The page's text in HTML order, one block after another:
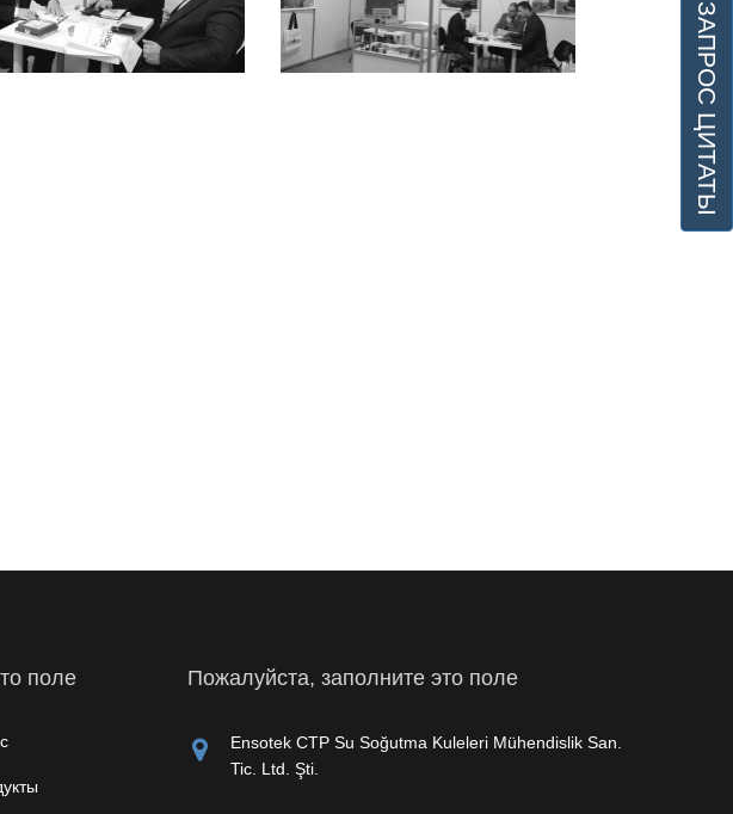
поле Пожалуйста, заполните это поле
Ensotek CTP Su Soğutma Kuleleri Mühendislik San.
Tic. Ltd. Şti.
ЗАПРОС ЦИТАТЫ